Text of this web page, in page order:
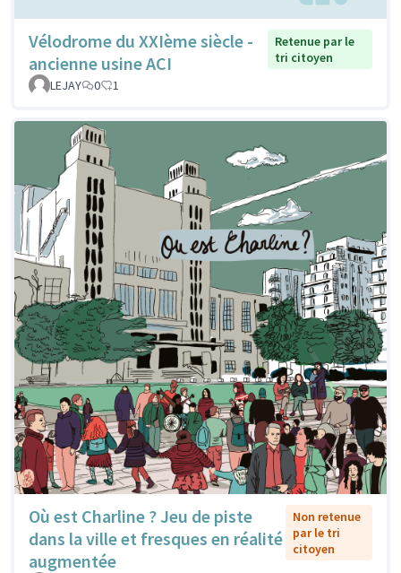
Vélodrome du XXIème siècle -
ancienne usine ACI
Retenue par le
tri citoyen
LEJAY
0 1
Où est Charline ? Jeu de piste
dans la ville et fresques en réalité
augmentée
Non retenue
par le tri
citoyen